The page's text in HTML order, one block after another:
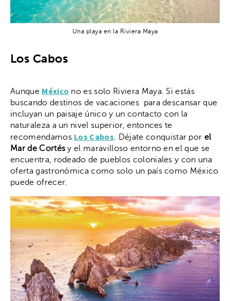
Una playa en la Riviera Maya
Los Cabos
Aunque México no es solo Riviera Maya. Si estás
buscando destinos de vacaciones para descansar que
incluyan un paisaje único y un contacto con la
naturaleza a un nivel superior, entonces te
recomendamos Los Cabos. Déjate conquistar por el
Mar de Cortés y el maravilloso entorno en el que se
encuentra, rodeado de pueblos coloniales y con una
oferta gastronómica como solo un país como México
puede ofrecer.